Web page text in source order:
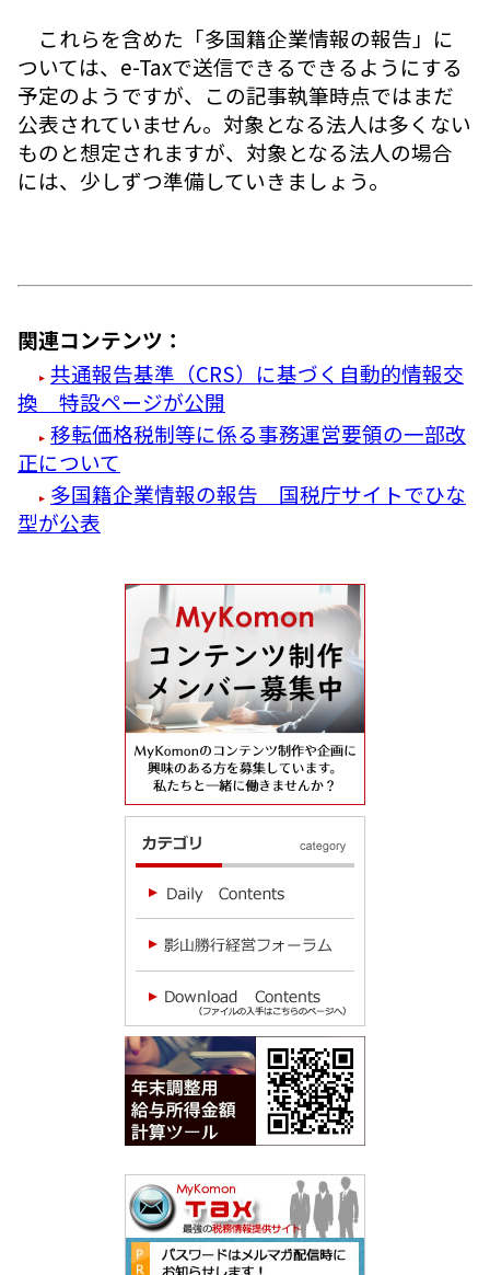
これらを含めた「多国籍企業情報の報告」に
ついては、e-Taxで送信できるできるようにする
予定のようですが、この記事執筆時点ではまだ
公表されていません。対象となる法人は多くない
ものと想定されますが、対象となる法人の場合
には、少しずつ準備していきましょう。
関連コンテンツ：
共通報告基準（CRS）に基づく自動的情報交
換 特設ページが公開
移転価格税制等に係る事務運営要領の一部改
正について
多国籍企業情報の報告 国税庁サイトでひな
型が公表